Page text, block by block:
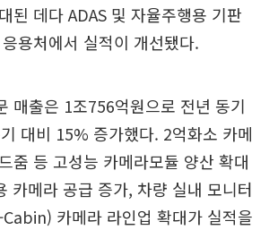
된 데다 ADAS 및 자율주행용 기판
용처에서 실적이 개선됐다.
매출은 1조756억원으로 전년 동기
대비 15% 증가했다. 2억화소 카메
줌 등 고성능 카메라모듈 양산 확대
카메라 공급 증가, 차량 실내 모니터
카메라 라인업 확대가 실적을